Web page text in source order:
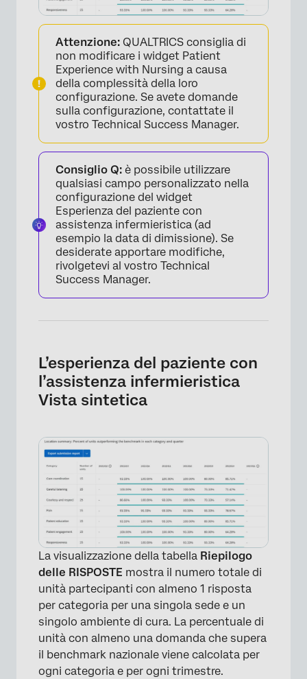
×
Attenzione: QUALTRICS consiglia di
non modificare i widget Patient
Experience with Nursing a causa
della complessità della loro
configurazione. Se avete domande
sulla configurazione, contattate il
vostro Technical Success Manager.
Consiglio Q: è possibile utilizzare
qualsiasi campo personalizzato nella
configurazione del widget
Esperienza del paziente con
assistenza infermieristica (ad
esempio la data di dimissione). Se
desiderate apportare modifiche,
rivolgetevi al vostro Technical
Success Manager.
L’esperienza del paziente con
l’assistenza infermieristica
Vista sintetica
La visualizzazione della tabella Riepilogo
delle RISPOSTE mostra il numero totale di
unità partecipanti con almeno 1 risposta
per categoria per una singola sede e un
singolo ambiente di cura. La percentuale di
unità con almeno una domanda che supera
il benchmark nazionale viene calcolata per
ogni categoria e per ogni trimestre.